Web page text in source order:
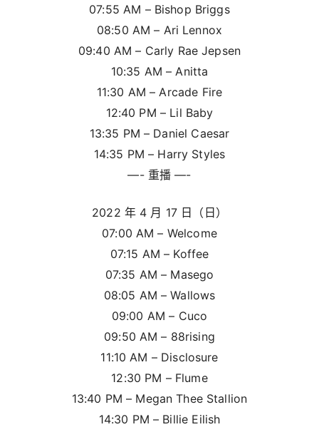
07:55 AM – Bishop Briggs
08:50 AM – Ari Lennox
09:40 AM – Carly Rae Jepsen
10:35 AM – Anitta
11:30 AM – Arcade Fire
12:40 PM – Lil Baby
13:35 PM – Daniel Caesar
14:35 PM – Harry Styles
—- 重播 —-
2022 年 4 月 17 日（日）
07:00 AM – Welcome
07:15 AM – Koffee
07:35 AM – Masego
08:05 AM – Wallows
09:00 AM – Cuco
09:50 AM – 88rising
11:10 AM – Disclosure
12:30 PM – Flume
13:40 PM – Megan Thee Stallion
14:30 PM – Billie Eilish